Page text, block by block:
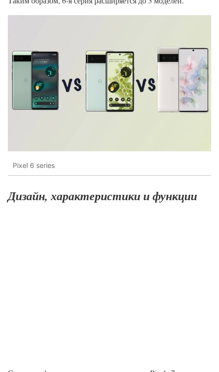
Pixel 6 series
Дизайн, характеристики и функции